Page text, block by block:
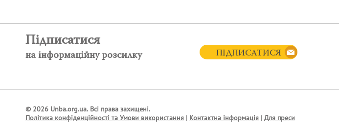
Підписатися
на інформаційну розсилку ПІДПИСАТИСЯ
© 2026 Unba.org.ua. Всі права захищені.
Політика конфіденційності та Умови використання | Контактна інформація | Для преси